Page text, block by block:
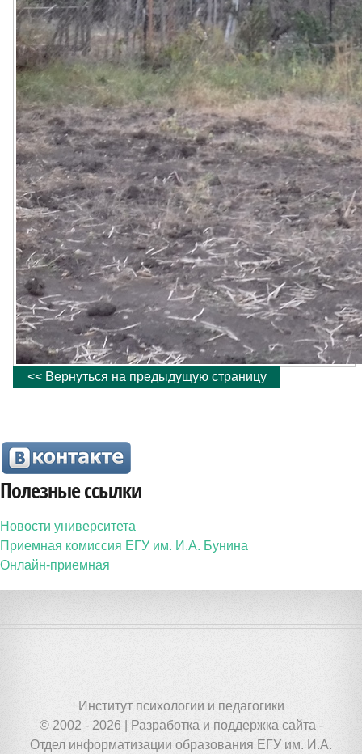
<< Вернуться на предыдущую страницу
Полезные ссылки
Новости университета
Приемная комиссия ЕГУ им. И.А. Бунина
Онлайн-приемная
Институт психологии и педагогики
© 2002 - 2026 | Разработка и поддержка сайта -
Отдел информатизации образования ЕГУ им. И.А.